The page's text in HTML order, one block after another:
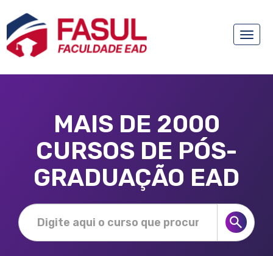
Toggle
MAIS DE 2000
CURSOS DE PÓS-
GRADUAÇÃO EAD